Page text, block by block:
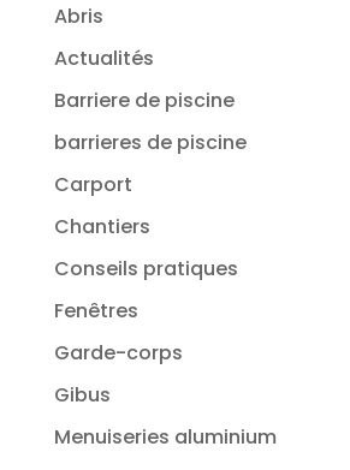
Abris
Actualités
Barriere de piscine
barrieres de piscine
Carport
Chantiers
Conseils pratiques
Fenêtres
Garde-corps
Gibus
Menuiseries aluminium